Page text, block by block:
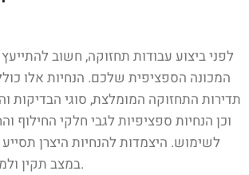
לפני ביצוע עבודות תחזוקה, חשוב
המכונה הספציפית שלכם. הנחיות אלו
תדירות התחזוקה המומלצת, סוגי הבדיקות
וכן הנחיות ספציפיות לגבי חלקי החילוף
לשימוש. היצמדות להנחיות היצרן
במצב תקין ולמנוע נזקים מיותרים.